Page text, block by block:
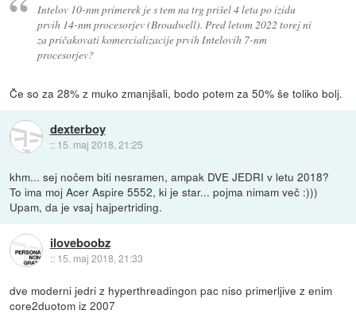
Intelov 10-nm primerek je s tem na trg prišel 4 leta po izidu
prvih 14-nm procesorjev (Broadwell). Pred letom 2022 torej ni
za pričakovati komercializacije prvih Intelovih 7-nm
procesorjev?
Če so za 28% z muko zmanjšali, bodo potem za 50% še toliko bolj.
dexterboy
:: 15. maj 2018, 21:25
khm... sej nočem biti nesramen, ampak DVE JEDRI v letu 2018?
To ima moj Acer Aspire 5552, ki je star... pojma nimam več :)))
Upam, da je vsaj hajpertriding.
iloveboobz
:: 15. maj 2018, 21:33
dve moderni jedri z hyperthreadingon pac niso primerljive z enim
core2duotom iz 2007